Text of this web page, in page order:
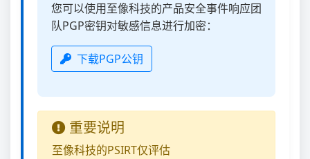
您可以使用至像科技的产品安全事件响应团
队PGP密钥对敏感信息进行加密：
下载PGP公钥
重要说明
至像科技的PSIRT仅评估